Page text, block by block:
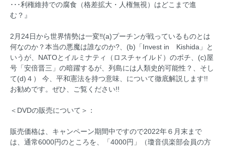
･･･利権維持での腐食（格差拡大・人権無視）はどこまで進
む？』
2月24日から世界情勢は一変‼(a)プーチンが戦っているものとは
何なのか？本当の悪魔は誰なのか?、(b)「Invest in Kishida」と
いうが、NATOとイルミナティ（ロスチャイルド）のポチ、(c)屋
号「安倍晋三」の暗躍するが、列島には人類史的可能性？、そし
て(d)４） 今、平和憲法を持つ意味、について徹底解説します!!
お勧めです。ぜひ、ご覧ください!!
＜DVDの販売について＞：
販売価格は、キャンペーン期間中ですので2022年６月末まで
は、通常6000円のところを、「4000円」（瓊音倶楽部会員の方